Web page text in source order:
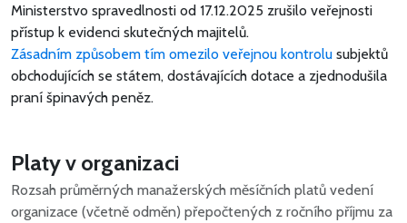
Ministerstvo spravedlnosti od 17.12.2025 zrušilo veřejnosti
přístup k evidenci skutečných majitelů.
Zásadním způsobem tím omezilo veřejnou kontrolu subjektů
obchodujících se státem, dostávajících dotace a zjednodušila
praní špinavých peněz.
Platy v organizaci
Rozsah průměrných manažerských měsíčních platů vedení
organizace (včetně odměn) přepočtených z ročního příjmu za